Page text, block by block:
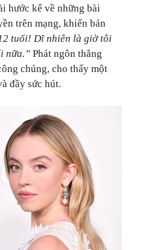
hước kể về những bài
trên mạng, khiến bản
tuổi! Dĩ nhiên là giờ tôi
nữa.” Phát ngôn thẳng
chúng, cho thấy một
đầy sức hút.